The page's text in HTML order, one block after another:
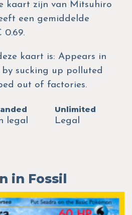
kaart zijn van Mitsuhiro
een gemiddelde
0.69.
kaart is: Appears in
by sucking up polluted
out of factories.
legal
Unlimited
Legal
in Fossil